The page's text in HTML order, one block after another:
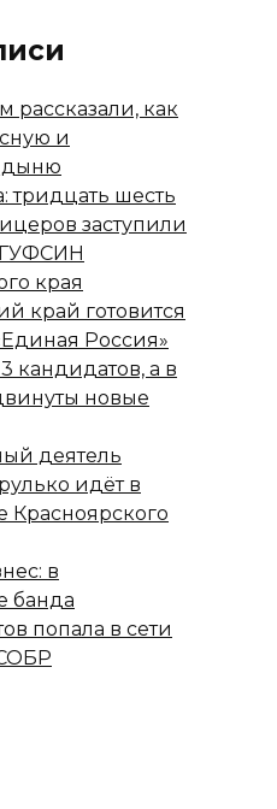
рассказали, как
и
дыню
тридцать шесть
заступили
ГУФСИН
края
край готовится
Россия»
кандидатов, а в
новые
деятель
идёт в
Красноярского
в
банда
попала в сети